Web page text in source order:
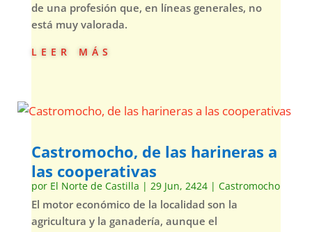
de una profesión que, en líneas generales, no
está muy valorada.
leer más
Castromocho, de las harineras a
las cooperativas
por El Norte de Castilla | 29 Jun, 2424| Castromocho
El motor económico de la localidad son la
agricultura y la ganadería, aunque el